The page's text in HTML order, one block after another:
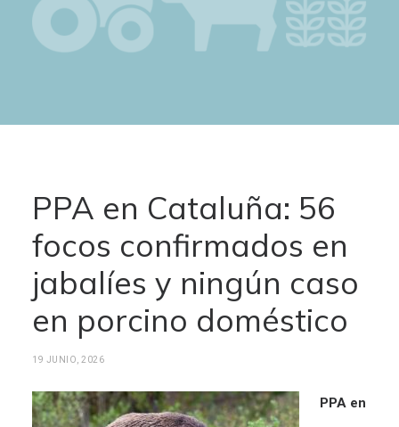
PPA en Cataluña: 56
focos confirmados en
jabalíes y ningún caso
en porcino doméstico
19 JUNIO, 2026
PPA en